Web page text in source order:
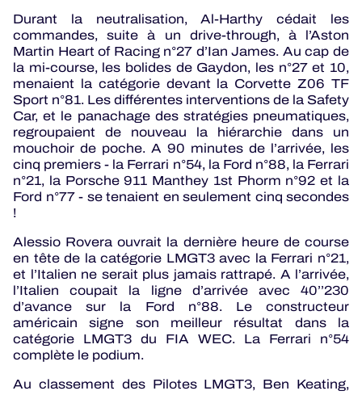
Durant la neutralisation, Al-Harthy cédait les
commandes, suite à un drive-through, à l’Aston
Martin Heart of Racing n°27 d’Ian James. Au cap de
la mi-course, les bolides de Gaydon, les n°27 et 10,
menaient la catégorie devant la Corvette Z06 TF
Sport n°81. Les différentes interventions de la Safety
Car, et le panachage des stratégies pneumatiques,
regroupaient de nouveau la hiérarchie dans un
mouchoir de poche. A 90 minutes de l’arrivée, les
cinq premiers - la Ferrari n°54, la Ford n°88, la Ferrari
n°21, la Porsche 911 Manthey 1st Phorm n°92 et la
Ford n°77 - se tenaient en seulement cinq secondes
!
Alessio Rovera ouvrait la dernière heure de course
en tête de la catégorie LMGT3 avec la Ferrari n°21,
et l’Italien ne serait plus jamais rattrapé. A l’arrivée,
l’Italien coupait la ligne d’arrivée avec 40’’230
d’avance sur la Ford n°88. Le constructeur
américain signe son meilleur résultat dans la
catégorie LMGT3 du FIA WEC. La Ferrari n°54
complète le podium.
Au classement des Pilotes LMGT3, Ben Keating,